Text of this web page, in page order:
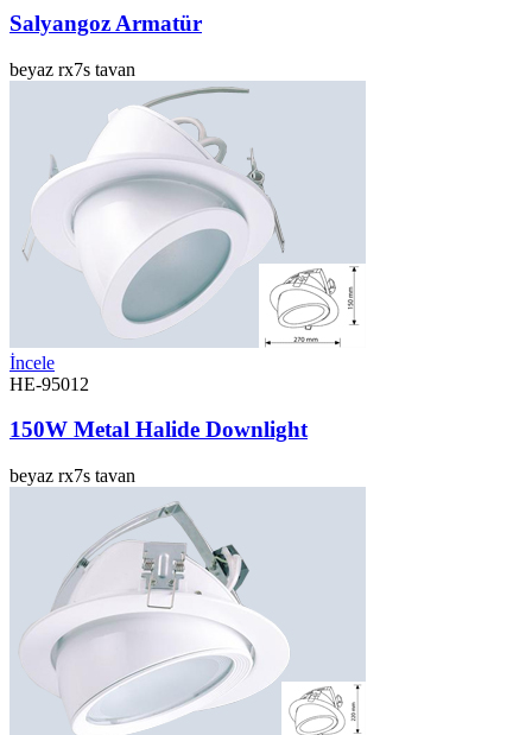
Salyangoz Armatür
beyaz rx7s tavan
İncele
HE-95012
150W Metal Halide Downlight
beyaz rx7s tavan